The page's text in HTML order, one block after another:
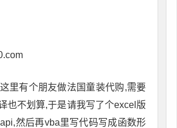
里有个朋友做法国童装代购,需要
也不划算,于是请我写了个excel版
然后再vba里写代码写成函数形